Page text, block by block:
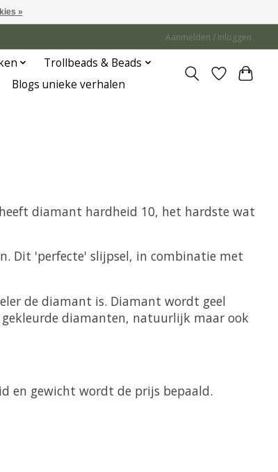
Aanmelden / Inloggen
Trollbeads & Beads
Blogs unieke verhalen
diamant hardheid 10, het hardste wat
Dit 'perfecte' slijpsel, in combinatie met
de diamant is. Diamant wordt geel
diamanten, natuurlijk maar ook
en gewicht wordt de prijs bepaald.
»